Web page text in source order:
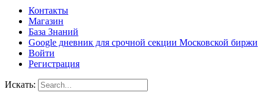
Контакты
Магазин
База Знаний
Google дневник для срочной секции Московской биржи
Войти
Регистрация
Искать: